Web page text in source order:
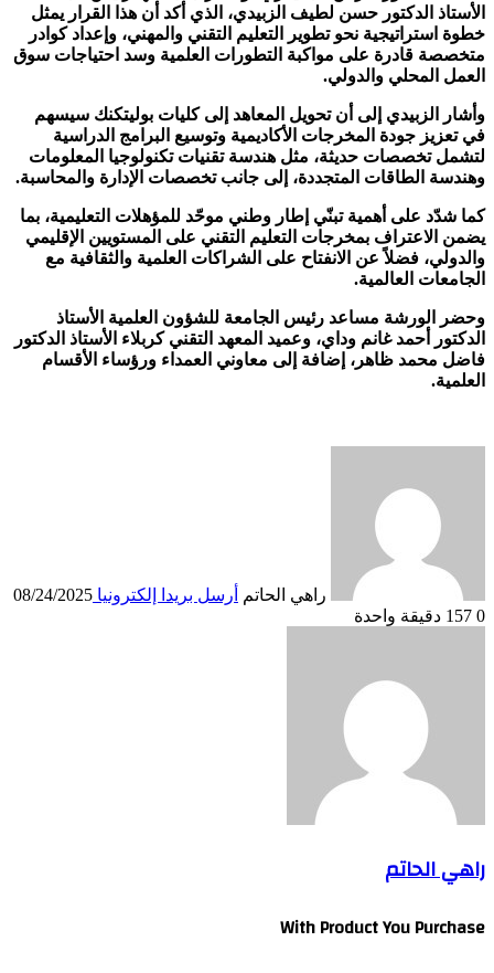
الأستاذ الدكتور حسن لطيف الزبيدي، الذي أكد أن هذا القرار يمثل
خطوة استراتيجية نحو تطوير التعليم التقني والمهني، وإعداد كوادر
متخصصة قادرة على مواكبة التطورات العلمية وسد احتياجات سوق
العمل المحلي والدولي.
وأشار الزبيدي إلى أن تحويل المعاهد إلى كليات بوليتكنك سيسهم
في تعزيز جودة المخرجات الأكاديمية وتوسيع البرامج الدراسية
لتشمل تخصصات حديثة، مثل هندسة تقنيات تكنولوجيا المعلومات
وهندسة الطاقات المتجددة، إلى جانب تخصصات الإدارة والمحاسبة.
كما شدّد على أهمية تبنّي إطار وطني موحّد للمؤهلات التعليمية، بما
يضمن الاعتراف بمخرجات التعليم التقني على المستويين الإقليمي
والدولي، فضلاً عن الانفتاح على الشراكات العلمية والثقافية مع
الجامعات العالمية.
وحضر الورشة مساعد رئيس الجامعة للشؤون العلمية الأستاذ
الدكتور أحمد غانم وداي، وعميد المعهد التقني كربلاء الأستاذ الدكتور
فاضل محمد ظاهر، إضافة إلى معاوني العمداء ورؤساء الأقسام
العلمية.
راهي الحاتم أرسل بريدا إلكترونيا 08/24/2025
0
دقيقة واحدة
راهي الحاتم
With Product You Purchase